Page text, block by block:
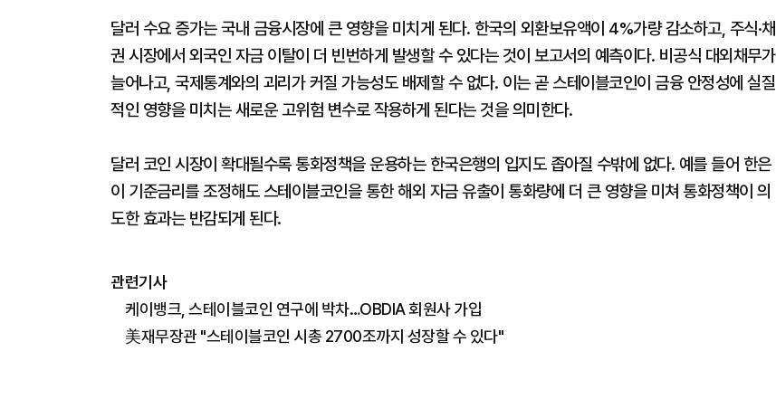
달러 수요 증가는 국내 금융시장에 큰 영향을 미치게 된다. 한국의 외환보유액이 4%가량 감소하고, 주식·채
권 시장에서 외국인 자금 이탈이 더 빈번하게 발생할 수 있다는 것이 보고서의 예측이다. 비공식 대외채무가
늘어나고, 국제통계와의 괴리가 커질 가능성도 배제할 수 없다. 이는 곧 스테이블코인이 금융 안정성에 실질
적인 영향을 미치는 새로운 고위험 변수로 작용하게 된다는 것을 의미한다.
달러 코인 시장이 확대될수록 통화정책을 운용하는 한국은행의 입지도 좁아질 수밖에 없다. 예를 들어 한은
이 기준금리를 조정해도 스테이블코인을 통한 해외 자금 유출이 통화량에 더 큰 영향을 미쳐 통화정책이 의
도한 효과는 반감되게 된다.
관련기사
케이뱅크, 스테이블코인 연구에 박차…OBDIA 회원사 가입
美재무장관 "스테이블코인 시총 2700조까지 성장할 수 있다"